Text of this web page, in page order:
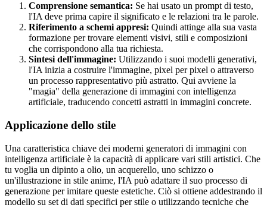
Comprensione semantica: Se hai usato un prompt di testo,
l'IA deve prima capire il significato e le relazioni tra le parole.
Riferimento a schemi appresi: Quindi attinge alla sua vasta
formazione per trovare elementi visivi, stili e composizioni
che corrispondono alla tua richiesta.
Sintesi dell'immagine: Utilizzando i suoi modelli generativi,
l'IA inizia a costruire l'immagine, pixel per pixel o attraverso
un processo rappresentativo più astratto. Qui avviene la
"magia" della generazione di immagini con intelligenza
artificiale, traducendo concetti astratti in immagini concrete.
Applicazione dello stile
Una caratteristica chiave dei moderni generatori di immagini con
intelligenza artificiale è la capacità di applicare vari stili artistici. Che
tu voglia un dipinto a olio, un acquerello, uno schizzo o
un'illustrazione in stile anime, l'IA può adattare il suo processo di
generazione per imitare queste estetiche. Ciò si ottiene addestrando il
modello su set di dati specifici per stile o utilizzando tecniche che